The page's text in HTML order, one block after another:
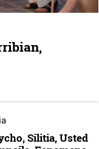
Silitia, Usted